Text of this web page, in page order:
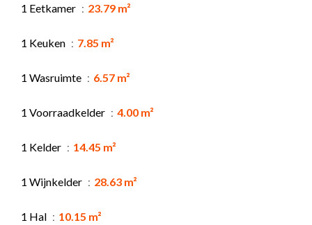
1 Eetkamer 23.79 m²
1 Keuken 7.85 m²
1 Wasruimte 6.57 m²
1 Voorraadkelder 4.00 m²
1 Kelder 14.45 m²
1 Wijnkelder 28.63 m²
1 Hal 10.15 m²